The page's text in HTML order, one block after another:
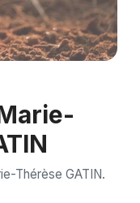
Thérèse GATIN.